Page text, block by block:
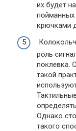
их будет
крючками
роль
поклевка.
такой
Однако
такого